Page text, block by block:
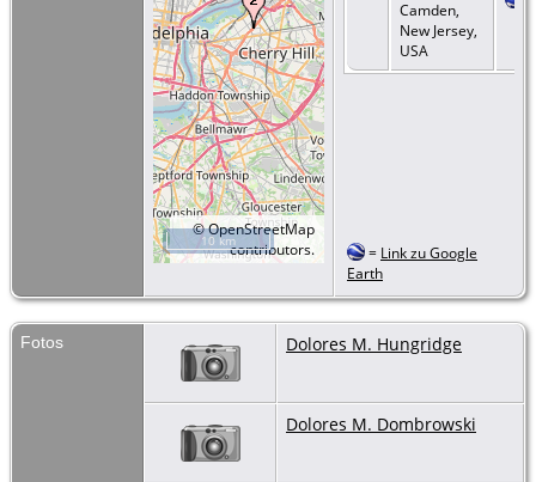
©OpenStreetMap
contributors.
10 km
Camden,
New Jersey,
USA
= Link zu Google
Earth
Fotos Dolores M. Hungridge
Dolores M. Dombrowski